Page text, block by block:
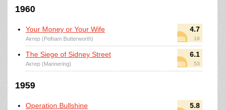
1960
4.7
16
Your Money or Your Wife
Актер (Pelham Butterworth)
6.1
53
The Siege of Sidney Street
Актер (Mannering)
1959
5.8
Operation Bullshine